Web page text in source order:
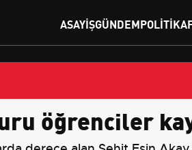
ASAYIŞGÜNDEMPOLITIKA
öğrenciler